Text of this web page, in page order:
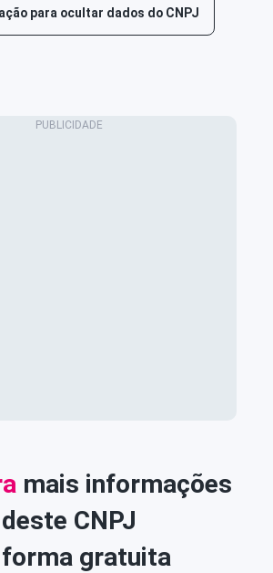
para ocultar dados do CNPJ
mais informações
deste CNPJ
gratuita